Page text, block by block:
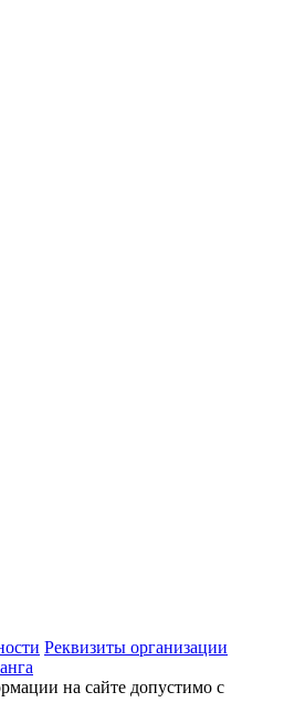
Реквизиты организации
на сайте допустимо с